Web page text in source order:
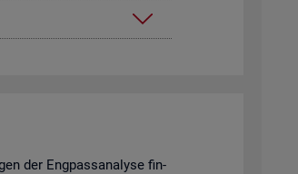
der Eng­pass­ana­ly­se fin­